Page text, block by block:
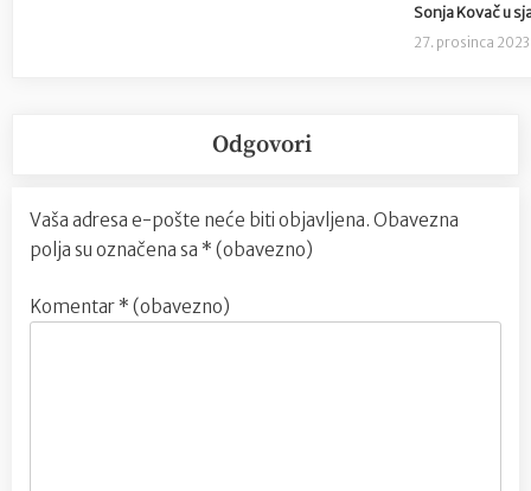
Sonja Kovač u
27. prosinca 2023
Odgovori
Vaša adresa e-pošte neće biti objavljena. Obavezna
polja su označena sa * (obavezno)
Komentar * (obavezno)